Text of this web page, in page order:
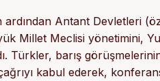
Antant Devletleri
Millet Meclisi yönetimini,
Türkler, barış
kabul ederek,